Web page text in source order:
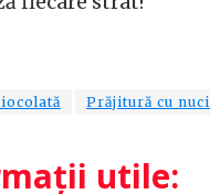
Prăjitură cu nuci
utile: